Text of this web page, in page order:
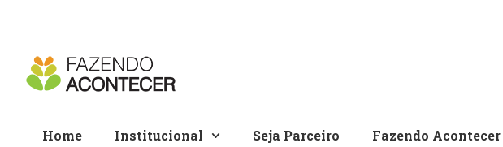
Home Institucional Seja Parceiro Fazendo Acontecer